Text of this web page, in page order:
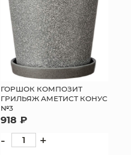
ГОРШОК КОМПОЗИТ
ГРИЛЬЯЖ АМЕТИСТ КОНУС
№3
918 ₽
- +